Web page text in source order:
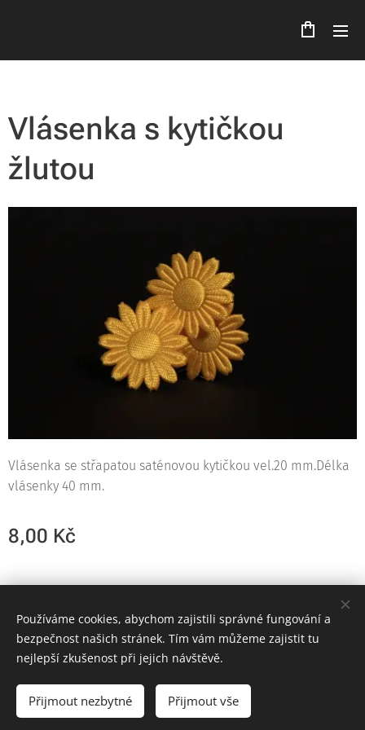
Vlásenka s kytičkou
žlutou
Vlásenka se střapatou saténovou kytičkou vel.20 mm.Délka
vlásenky 40 mm.
8,00 Kč
Do košíku
© 2023
Cookies
Používáme cookies, abychom zajistili správné fungování a
bezpečnost našich stránek. Tím vám můžeme zajistit tu
nejlepší zkušenost při jejich návštěvě.
Přijmout nezbytné Přijmout vše